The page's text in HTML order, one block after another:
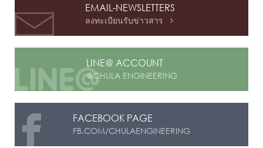
EMAIL-NEWSLETTERS
ลงทะเบียนรับข่าวสาร 
LINE@ ACCOUNT
@CHULA ENGINEERING
FACEBOOK PAGE
FB.COM/CHULAENGINEERING